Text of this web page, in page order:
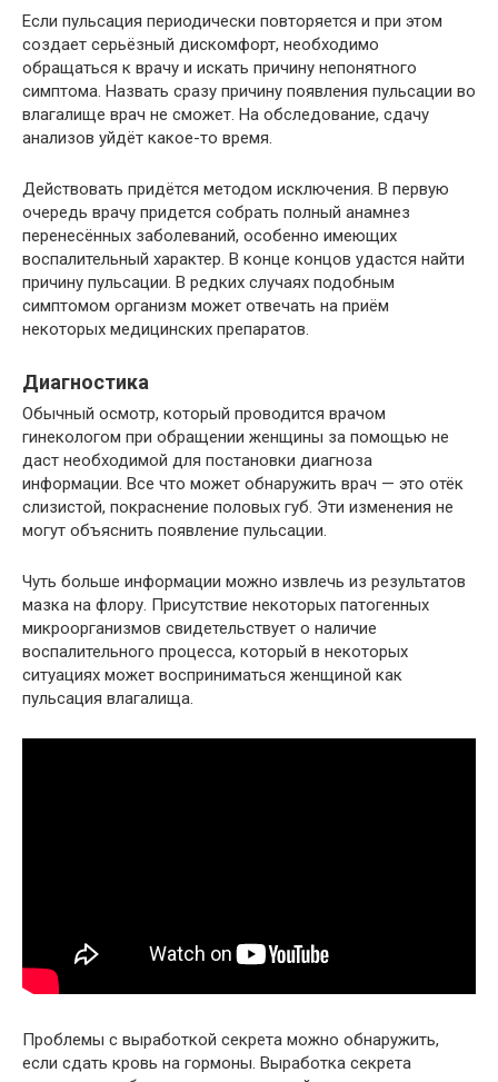
Если пульсация периодически повторяется и при этом
создает серьёзный дискомфорт, необходимо
обращаться к врачу и искать причину непонятного
симптома. Назвать сразу причину появления пульсации во
влагалище врач не сможет. На обследование, сдачу
анализов уйдёт какое-то время.
Действовать придётся методом исключения. В первую
очередь врачу придется собрать полный анамнез
перенесённых заболеваний, особенно имеющих
воспалительный характер. В конце концов удастся найти
причину пульсации. В редких случаях подобным
симптомом организм может отвечать на приём
некоторых медицинских препаратов.
Диагностика
Обычный осмотр, который проводится врачом
гинекологом при обращении женщины за помощью не
даст необходимой для постановки диагноза
информации. Все что может обнаружить врач — это отёк
слизистой, покраснение половых губ. Эти изменения не
могут объяснить появление пульсации.
Чуть больше информации можно извлечь из результатов
мазка на флору. Присутствие некоторых патогенных
микроорганизмов свидетельствует о наличие
воспалительного процесса, который в некоторых
ситуациях может восприниматься женщиной как
пульсация влагалища.
Проблемы с выработкой секрета можно обнаружить,
если сдать кровь на гормоны. Выработка секрета